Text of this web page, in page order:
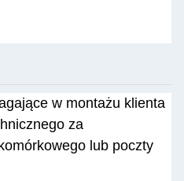
w montażu klienta
za
lub poczty